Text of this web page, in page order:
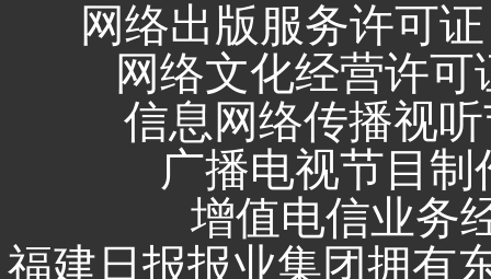
网络出版服务许可
网络文化经营许可
信息网络传播视
广播电视节目
增值电信业务
福建日报报业集团拥有